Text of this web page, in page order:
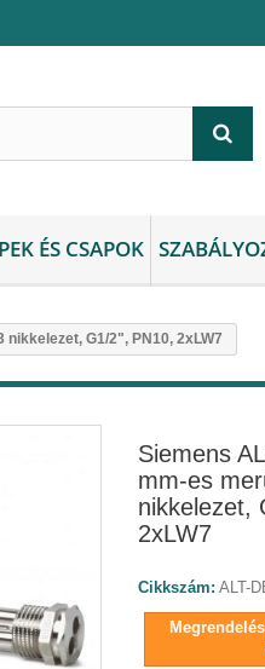
ÉS CSAPOK
G1/2", PN10, 2xLW7
Siemens
mm-es
nikkelezet,
2xLW7
Cikkszám: ALT-